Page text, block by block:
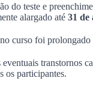
do teste e
alargado até 31 de
curso foi prolongado
transtornos
os participantes.